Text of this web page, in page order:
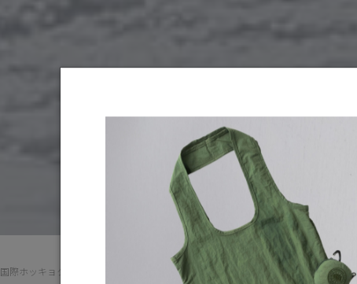
国際ホッキョクグマの日に北極への敬意と保全支援を込めた限定コレクションを発表